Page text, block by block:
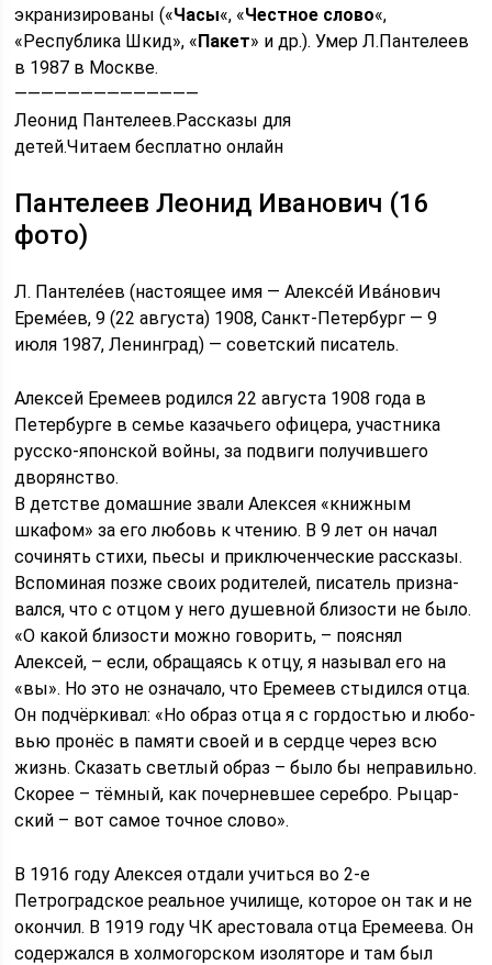
экранизированы («Часы«, «Честное слово«,
«Республика Шкид», «Пакет» и др.). Умер Л.Пантелеев
в 1987 в Москве.
——————————————
Леонид Пантелеев.Рассказы для
детей.Читаем бесплатно онлайн
Пантелеев Леонид Иванович (16
фото)
Л. Пантеле́ев (настоящее имя — Алексе́й Ива́нович
Ереме́ев, 9 (22 августа) 1908, Санкт-Петербург — 9
июля 1987, Ленинград) — советский писатель.
Алексей Еремеев родился 22 августа 1908 года в
Петербурге в семье казачьего офицера, участника
русско-японской войны, за подвиги получившего
дворянство.
В детстве домашние звали Алексея «книжным
шкафом» за его любовь к чтению. В 9 лет он начал
сочинять стихи, пьесы и приключенческие рассказы.
Вспо­ми­ная позже сво­их ро­ди­те­лей, пи­са­тель при­зна­
вал­ся, что с от­цом у не­го душев­ной бли­зо­с­ти не бы­ло.
«О ка­кой бли­зо­с­ти мож­но го­во­рить, – по­яс­нял
Алексей, – ес­ли, об­ра­ща­ясь к от­цу, я на­зы­вал его на
«вы». Но это не оз­на­ча­ло, что Ереме­ев сты­дил­ся от­ца.
Он под­чёр­ки­вал: «Но об­раз от­ца я с гор­до­с­тью и лю­бо­
вью про­нёс в па­мя­ти сво­ей и в серд­це че­рез всю
жизнь. Ска­зать свет­лый об­раз – бы­ло бы не­пра­виль­но.
Ско­рее – тём­ный, как по­чер­нев­шее се­ре­б­ро. Ры­цар­
ский – вот са­мое точ­ное сло­во».
В 1916 году Алексея отдали учиться во 2-е
Петроградское реальное училище, которое он так и не
окончил. В 1919 году ЧК арестовала отца Еремеева. Он
содержался в холмогорском изоляторе и там был